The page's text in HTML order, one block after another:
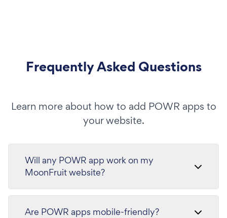
Frequently Asked Questions
Learn more about how to add POWR apps to
your website.
Will any POWR app work on my
MoonFruit website?
Are POWR apps mobile-friendly?